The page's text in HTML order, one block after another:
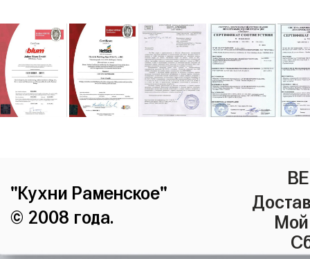
"Кухни Раменское"
© 2008 года.